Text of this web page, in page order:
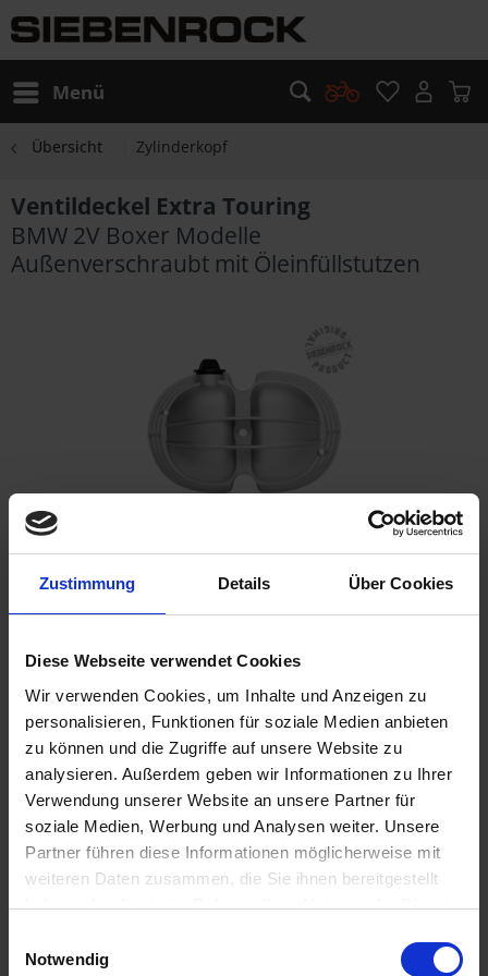
Zustimmung Details Über Cookies
Diese Webseite verwendet Cookies
Wir verwenden Cookies, um Inhalte und Anzeigen zu
personalisieren, Funktionen für soziale Medien anbieten
zu können und die Zugriffe auf unsere Website zu
analysieren. Außerdem geben wir Informationen zu Ihrer
Verwendung unserer Website an unsere Partner für
soziale Medien, Werbung und Analysen weiter. Unsere
Partner führen diese Informationen möglicherweise mit
weiteren Daten zusammen, die Sie ihnen bereitgestellt
haben oder die sie im Rahmen Ihrer Nutzung der Dienste
Cookies, wenn Sie unsere Webseite weiterhin nutzen.
Notwendig
Menü
Übersicht Zylinderkopf
Ventildeckel Extra Touring
BMW 2V Boxer Modelle
Außenverschraubt mit Öleinfüllstutzen
Benachrichtigen Sie mich, sobald der Artikel
Ich habe die Datenschutzbestimmungenzur Kenntnis
genommen.
126,90 €
zzgl. Versandkosten
Merken Bewerten